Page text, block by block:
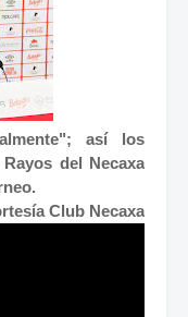
así los
del Necaxa
Club Necaxa